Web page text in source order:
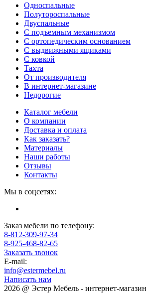
Односпальные
Полутороспальные
Двуспальные
С подъемным механизмом
С ортопедическим основанием
С выдвижными ящиками
С ковкой
Тахта
От производителя
В интернет-магазине
Недорогие
Каталог мебели
О компании
Доставка и оплата
Как заказать?
Материалы
Наши работы
Отзывы
Контакты
Мы в соцсетях:
Заказ мебели по телефону:
8-812-309-97-34
8-925-468-82-65
Заказать звонок
E-mail:
info@estermebel.ru
Написать нам
2026 @ Эстер Мебель - интернет-